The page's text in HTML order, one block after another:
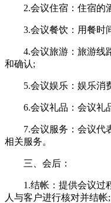
2.会议住宿：住宿的
3.会议餐饮：用餐时
4.会议旅游：旅游线
和确认;
5.会议娱乐：娱乐消费
6.会议礼品：会议礼品
7.会议服务：会议代表
相关服务。
三、会后：
1.结帐：提供会议过
人与客户进行核对并结帐;